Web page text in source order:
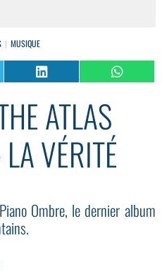
MUSIQUE
ATLAS
VÉRITÉ
Ombre, le dernier album